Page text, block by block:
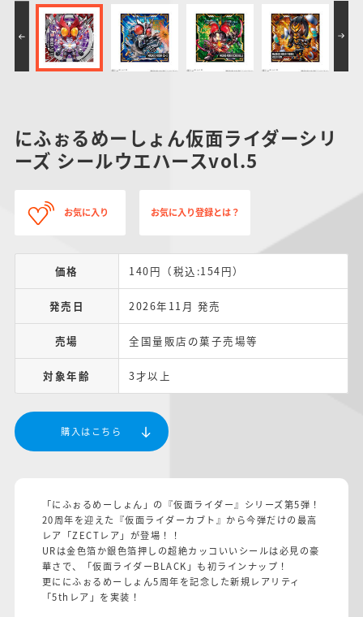
PROJECT R.E.D.・
スーパー戦隊シリー
ズ
ポケットモンスター
サンリオキャラクタ
ーズ
つりグミ SMPシリーズ キャラデコ
にふぉるめーしょん仮面ライダーシリ
ーズ シールウエハースvol.5
お気に入り お気に入り登録とは？
価格 140円（税込:154円）
発売日 2026年11月 発売
売場 全国量販店の菓子売場等
対象年齢 3才以上
購入はこちら
「にふぉるめーしょん」の『仮面ライダー』シリーズ第5弾！
20周年を迎えた『仮面ライダーカブト』から今弾だけの最高
レア「ZECTレア」が登場！！
URは金色箔か銀色箔押しの超絶カッコいいシールは必見の豪
華さで、「仮面ライダーBLACK」も初ラインナップ！
更ににふぉるめーしょん5周年を記念した新規レアリティ
「5thレア」を実装！